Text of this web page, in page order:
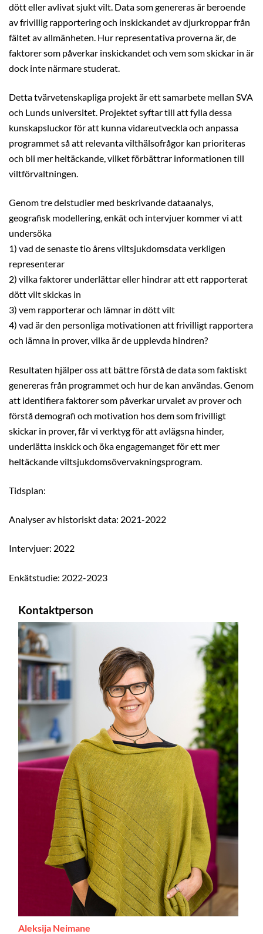
dött eller avlivat sjukt vilt. Data som genereras är beroende
av frivillig rapportering och inskickandet av djurkroppar från
fältet av allmänheten. Hur representativa proverna är, de
faktorer som påverkar inskickandet och vem som skickar in är
dock inte närmare studerat.
Detta tvärvetenskapliga projekt är ett samarbete mellan SVA
och Lunds universitet. Projektet syftar till att fylla dessa
kunskapsluckor för att kunna vidareutveckla och anpassa
programmet så att relevanta vilthälsofrågor kan prioriteras
och bli mer heltäckande, vilket förbättrar informationen till
viltförvaltningen.
Genom tre delstudier med beskrivande dataanalys,
geografisk modellering, enkät och intervjuer kommer vi att
undersöka
1) vad de senaste tio årens viltsjukdomsdata verkligen
representerar
2) vilka faktorer underlättar eller hindrar att ett rapporterat
dött vilt skickas in
3) vem rapporterar och lämnar in dött vilt
4) vad är den personliga motivationen att frivilligt rapportera
och lämna in prover, vilka är de upplevda hindren?
Resultaten hjälper oss att bättre förstå de data som faktiskt
genereras från programmet och hur de kan användas. Genom
att identifiera faktorer som påverkar urvalet av prover och
förstå demografi och motivation hos dem som frivilligt
skickar in prover, får vi verktyg för att avlägsna hinder,
underlätta inskick och öka engagemanget för ett mer
heltäckande viltsjukdomsövervakningsprogram.
Tidsplan:
Analyser av historiskt data: 2021-2022
Intervjuer: 2022
Enkätstudie: 2022-2023
Kontaktperson
Aleksija Neimane